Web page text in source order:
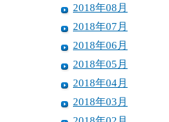
2018年08月
2018年07月
2018年06月
2018年05月
2018年04月
2018年03月